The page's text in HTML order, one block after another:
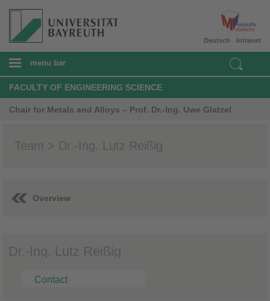
Intranet
Deutsch
menu bar
FACULTY OF ENGINEERING SCIENCE
Chair for Metals and Alloys – Prof. Dr.-Ing. Uwe Glatzel
Team > Dr.-Ing. Lutz Reißig
Overview
Dr.-Ing. Lutz Reißig
Contact